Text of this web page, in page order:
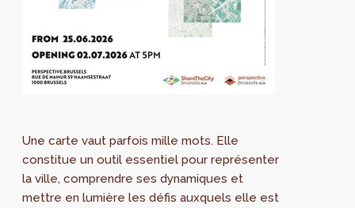
Une carte vaut parfois mille mots. Elle
constitue un outil essentiel pour représenter
la ville, comprendre ses dynamiques et
mettre en lumière les défis auxquels elle est